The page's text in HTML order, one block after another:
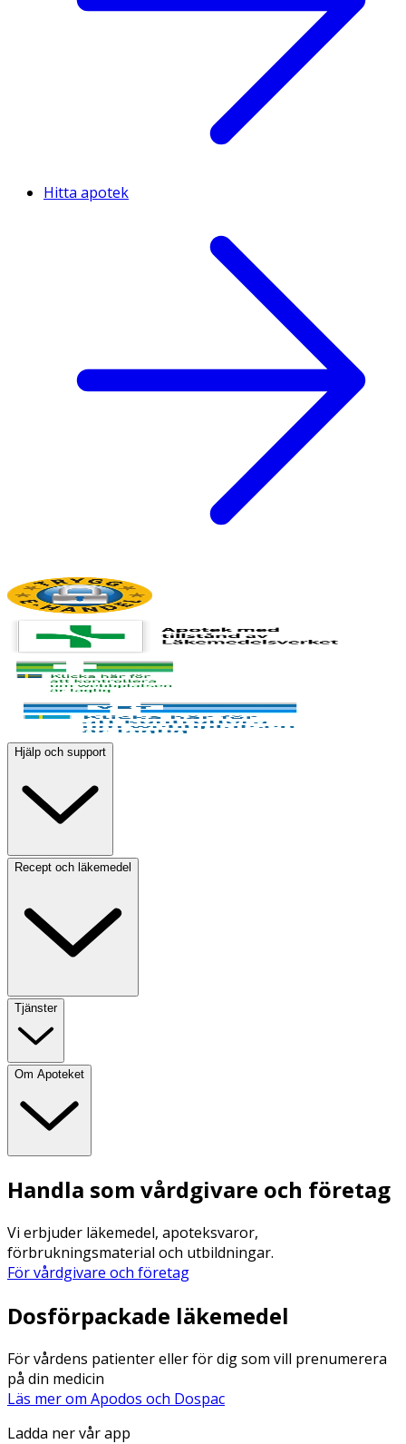
Hitta apotek
Hjälp och support
Recept och läkemedel
Tjänster
Om Apoteket
Handla som vårdgivare och företag
Vi erbjuder läkemedel, apoteksvaror,
förbrukningsmaterial och utbildningar.
För vårdgivare och företag
Dosförpackade läkemedel
För vårdens patienter eller för dig som vill prenumerera
på din medicin
Läs mer om Apodos och Dospac
Ladda ner vår app